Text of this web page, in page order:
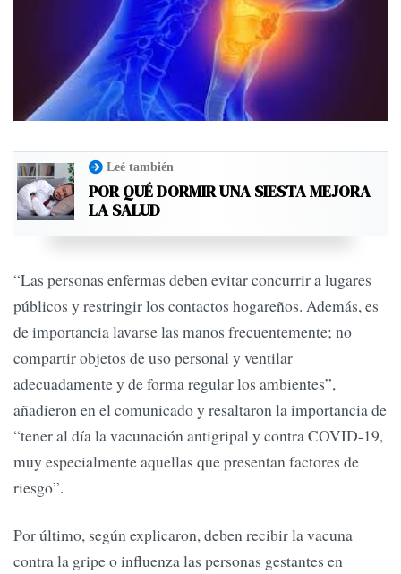
Leé también
POR QUÉ DORMIR UNA SIESTA MEJORA
LA SALUD
“Las personas enfermas deben evitar concurrir a lugares
públicos y restringir los contactos hogareños. Además, es
de importancia lavarse las manos frecuentemente; no
compartir objetos de uso personal y ventilar
adecuadamente y de forma regular los ambientes”,
añadieron en el comunicado y resaltaron la importancia de
“tener al día la vacunación antigripal y contra COVID-19,
muy especialmente aquellas que presentan factores de
riesgo”.
Por último, según explicaron, deben recibir la vacuna
contra la gripe o influenza las personas gestantes en